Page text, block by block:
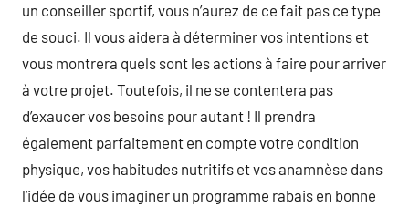
un conseiller sportif, vous n’aurez de ce fait pas ce type
de souci. Il vous aidera à déterminer vos intentions et
vous montrera quels sont les actions à faire pour arriver
à votre projet. Toutefois, il ne se contentera pas
d’exaucer vos besoins pour autant ! Il prendra
également parfaitement en compte votre condition
physique, vos habitudes nutritifs et vos anamnèse dans
l’idée de vous imaginer un programme rabais en bonne